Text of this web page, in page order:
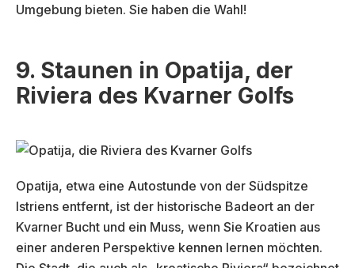
Umgebung bieten. Sie haben die Wahl!
9. Staunen in Opatija, der
Riviera des Kvarner Golfs
Opatija, etwa eine Autostunde von der Südspitze
Istriens entfernt, ist der historische Badeort an der
Kvarner Bucht und ein Muss, wenn Sie Kroatien aus
einer anderen Perspektive kennen lernen möchten.